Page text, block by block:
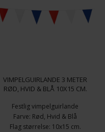
VIMPELGUIRLANDE 3 METER
RØD, HVID & BLÅ 10X15 CM.
Festlig vimpelguirlande
Farve: Rød, Hvid & Blå
Flag størrelse: 10x15 cm.